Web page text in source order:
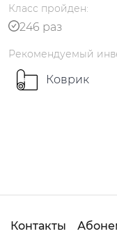
Класс пройден:
246 раз
Рекомендуемый
Коврик
Контакты